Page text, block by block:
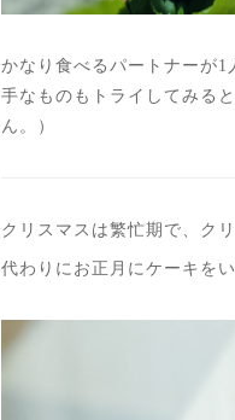
かなり食べるパートナーが
手なものもトライしてみる
ん。）
クリスマスは繁忙期で、ク
代わりにお正月にケーキを